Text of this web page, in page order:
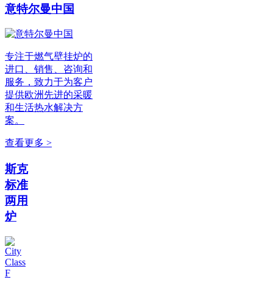
意特尔曼中国
专注于燃气壁挂炉的
进口、销售、咨询和
服务，致力于为客户
提供欧洲先进的采暖
和生活热水解决方
案。
查看更多 >
斯克
标准
两用
炉